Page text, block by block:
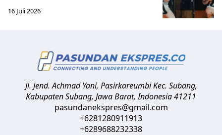
16 Juli 2026
Jl. Jend. Achmad Yani, Pasirkareumbi Kec. Subang,
Kabupaten Subang, Jawa Barat,Indonesia41211
pasundanekspres@gmail.com
+6281280911913
+6289688232338